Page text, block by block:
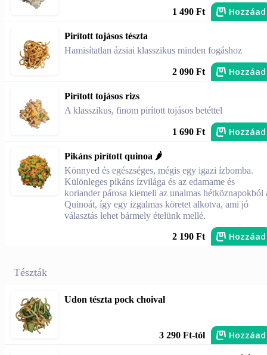
1 490 Ft Hozzáad
Pirított tojásos tészta
Hamisítatlan ázsiai klasszikus minden fogáshoz
2 090 Ft Hozzáad
Pirított tojásos rizs
A klasszikus, finom pirított tojásos betéttel
1 690 Ft Hozzáad
Pikáns pirított quinoa 🌶️
Könnyed és egészséges, mégis egy igazi ízbomba.
Különleges pikáns ízvilága és az edamame és
koriander párosa kiemeli az unalmas hétköznapokból
Quinoát, így egy izgalmas köretet alkotva, ami jó
választás lehet bármely ételünk mellé.
2 190 Ft Hozzáad
Tészták
Udon tészta pock choival
3 290 Ft-tól Hozzáad